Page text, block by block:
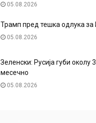
05.08.2026
Трамп пред тешка одлука за
05.08.2026
Зеленски: Русија губи околу
месечно
05.08.2026